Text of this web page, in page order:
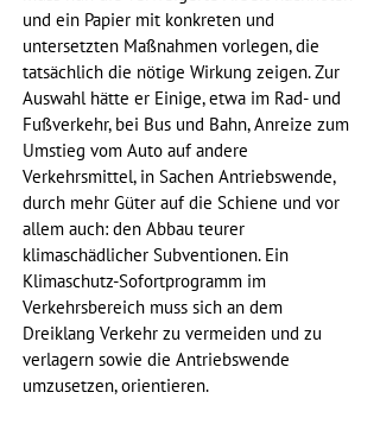
und ein Papier mit konkreten und
untersetzten Maßnahmen vorlegen, die
tatsächlich die nötige Wirkung zeigen. Zur
Auswahl hätte er Einige, etwa im Rad- und
Fußverkehr, bei Bus und Bahn, Anreize zum
Umstieg vom Auto auf andere
Verkehrsmittel, in Sachen Antriebswende,
durch mehr Güter auf die Schiene und vor
allem auch: den Abbau teurer
klimaschädlicher Subventionen. Ein
Klimaschutz-Sofortprogramm im
Verkehrsbereich muss sich an dem
Dreiklang Verkehr zu vermeiden und zu
verlagern sowie die Antriebswende
umzusetzen, orientieren.